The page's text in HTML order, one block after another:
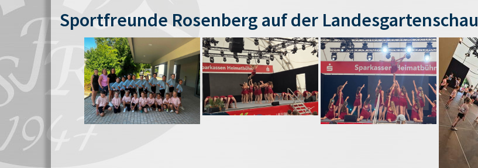
Sportfreunde Rosenberg auf der Landesgartenschau